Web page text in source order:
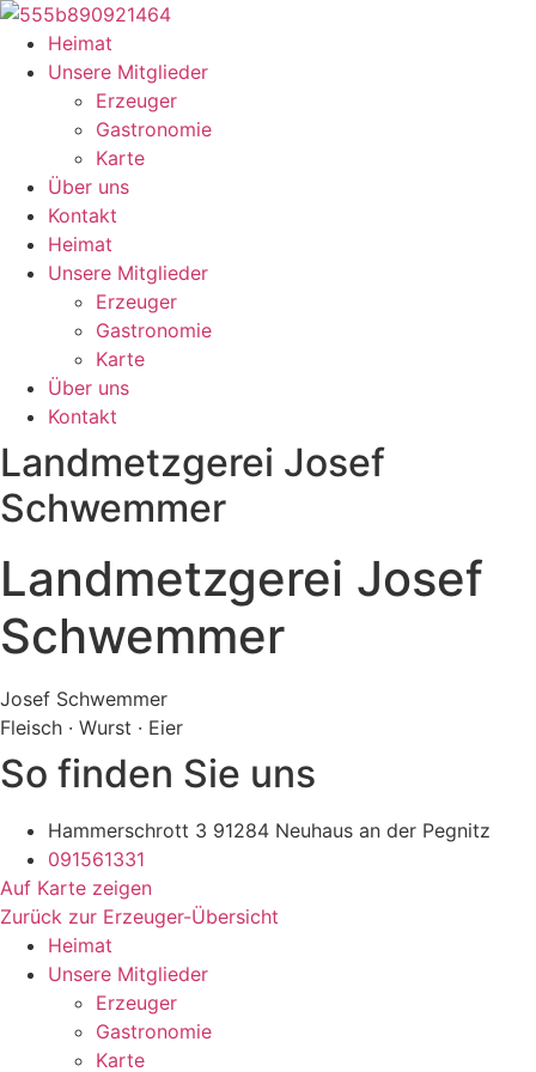
Zum
Inhalt
springen
Heimat
Unsere Mitglieder
Erzeuger
Gastronomie
Karte
Über uns
Kontakt
Heimat
Unsere Mitglieder
Erzeuger
Gastronomie
Karte
Über uns
Kontakt
Landmetzgerei Josef
Schwemmer
Landmetzgerei Josef
Schwemmer
Josef Schwemmer
Fleisch · Wurst · Eier
So finden Sie uns
Hammerschrott 3 91284 Neuhaus an der Pegnitz
091561331
Auf Karte zeigen
Zurück zur Erzeuger-Übersicht
Heimat
Unsere Mitglieder
Erzeuger
Gastronomie
Karte